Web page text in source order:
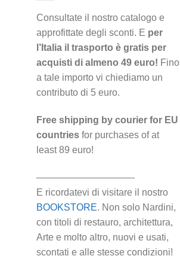
Consultate il nostro catalogo e
approfittate degli sconti. E per
l’Italia il trasporto è gratis per
acquisti di almeno 49 euro! Fino
a tale importo vi chiediamo un
contributo di 5 euro.
Free shipping by courier for EU
countries for purchases of at
least 89 euro!
——————————-
E ricordatevi di visitare il nostro
BOOKSTORE. Non solo Nardini,
con titoli di restauro, architettura,
Arte e molto altro, nuovi e usati,
scontati e alle stesse condizioni!